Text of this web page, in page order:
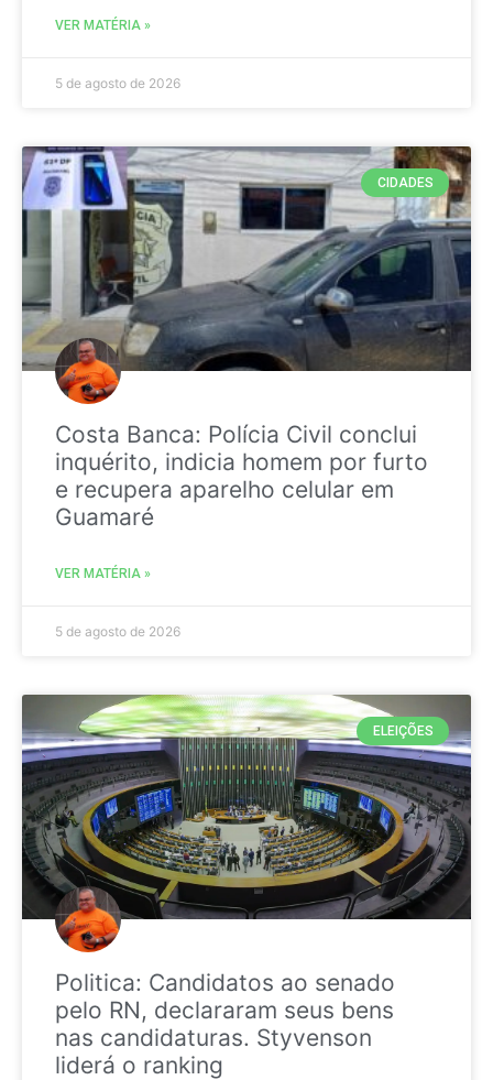
VER MATÉRIA »
5 de agosto de 2026
CIDADES
Costa Banca: Polícia Civil conclui
inquérito, indicia homem por furto
e recupera aparelho celular em
Guamaré
VER MATÉRIA »
5 de agosto de 2026
ELEIÇÕES
Politica: Candidatos ao senado
pelo RN, declararam seus bens
nas candidaturas. Styvenson
liderá o ranking